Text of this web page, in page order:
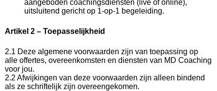
aangeboden coachingsdiensten (live of online),
uitsluitend gericht op 1-op-1 begeleiding.
Artikel 2 – Toepasselijkheid
2.1 Deze algemene voorwaarden zijn van toepassing op
alle offertes, overeenkomsten en diensten van MD Coaching
voor jou.
2.2 Afwijkingen van deze voorwaarden zijn alleen bindend
als ze schriftelijk zijn overeengekomen.